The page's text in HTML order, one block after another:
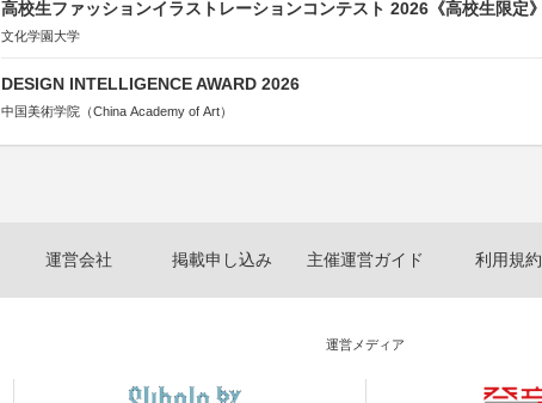
高校生ファッションイラストレーションコンテスト 2026《高校生限定》
文化学園大学
DESIGN INTELLIGENCE AWARD 2026
中国美術学院（China Academy of Art）
運営会社 掲載申し込み 主催運営ガイド 利用規約
運営メディア